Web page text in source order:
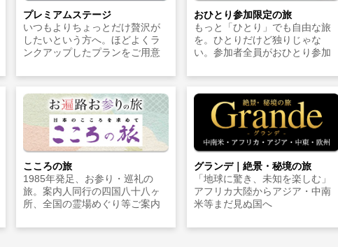
プレミアムステージ
いつもよりちょっとだけ贅沢が
したいという方へ。ほどよくラ
ンクアップしたプランをご用意
おひとり参加限定の旅
もっと「ひとり」でも自由な旅
を。ひとりだけど独りじゃな
い。参加者全員がおひとり参加
こころの旅
1985年発足、お参り・巡礼の
旅。案内人同行の四国八十八ヶ
所、全国の霊場めぐり等ご案内
グランデ｜絶景・秘境の旅
「地球に驚き、未知を楽しむ」
アフリカ大陸からアジア・中南
米等まだ見ぬ国へ